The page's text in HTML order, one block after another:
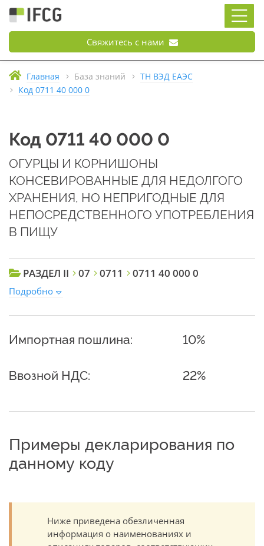
Свяжитесь с нами
Главная База знаний
ТН ВЭД ЕАЭС
Код 0711 40 000 0
Код 0711 40 000 0
ОГУРЦЫ И КОРНИШОНЫ
КОНСЕВИРОВАННЫЕ ДЛЯ НЕДОЛГОГО
ХРАНЕНИЯ, НО НЕПРИГОДНЫЕ ДЛЯ
НЕПОСРЕДСТВЕННОГО УПОТРЕБЛЕНИЯ
В ПИЩУ
РАЗДЕЛ II 07 0711 0711 40 000 0
Подробно
Импортная пошлина: 10%
Ввозной НДС: 22%
Примеры декларирования по
данному коду
Ниже приведена обезличенная
информация о наименованиях и